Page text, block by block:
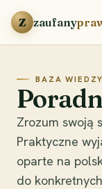
Przejdź do treści
Z zaufany
BAZA WIEDZY
Zrozum swoją
Praktyczne
oparte na
do